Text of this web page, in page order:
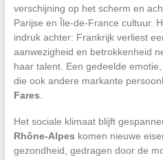
verschijning op het scherm en
Parijse en Île-de-France cultuur.
indruk achter: Frankrijk verliest
aanwezigheid en betrokkenheid
haar talent. Een gedeelde
die ook andere markante
Fares
Het sociale klimaat blijft
Rhône-Alpes komen nieuwe
gezondheid, gedragen door de